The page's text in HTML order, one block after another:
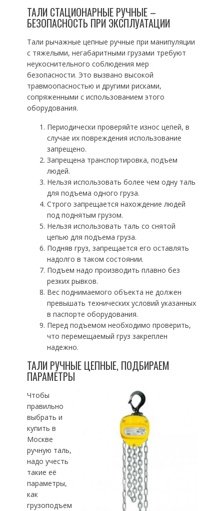
ТАЛИ СТАЦИОНАРНЫЕ РУЧНЫЕ –
БЕЗОПАСНОСТЬ ПРИ ЭКСПЛУАТАЦИИ
Тали рычажные цепные ручные при манипуляции
с тяжелыми, негабаритными грузами требуют
неукоснительного соблюдения мер
безопасности. Это вызвано высокой
травмоопасностью и другими рисками,
сопряженными с использованием этого
оборудования.
Периодически проверяйте износ цепей, в
случае их повреждения использование
запрещено.
Запрещена транспортировка, подъем
людей.
Нельзя использовать более чем одну таль
для подъема одного груза.
Строго запрещается нахождение людей
под поднятым грузом.
Нельзя использовать таль со снятой
цепью для подъема груза.
Подняв груз, запрещается его оставлять
надолго в таком состоянии.
Подъем надо производить плавно без
резких рывков.
Вес поднимаемого объекта не должен
превышать технических условий указанных
в паспорте оборудования.
Перед подъемом необходимо проверить,
что перемещаемый груз закреплен
надежно.
ТАЛИ РУЧНЫЕ ЦЕПНЫЕ, ПОДБИРАЕМ
ПАРАМЕТРЫ
Чтобы
правильно
выбрать и
купить в
Москве
ручную таль,
надо учесть
такие её
параметры,
как
грузоподъем